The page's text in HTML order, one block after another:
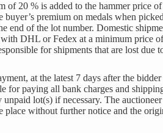
of 20 % is added to the hammer price
premium on medals when
end of the lot number. Domestic
DHL or Fedex at a minimum price
for shipments that are lost due
at the latest 7 days after the
for paying all bank charges and
lot(s) if necessary. The
place without further notice and the